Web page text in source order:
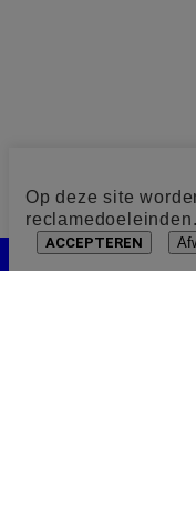
Op deze site
reclamedoeleinden.
ACCEPTEREN
Cookie toestemming